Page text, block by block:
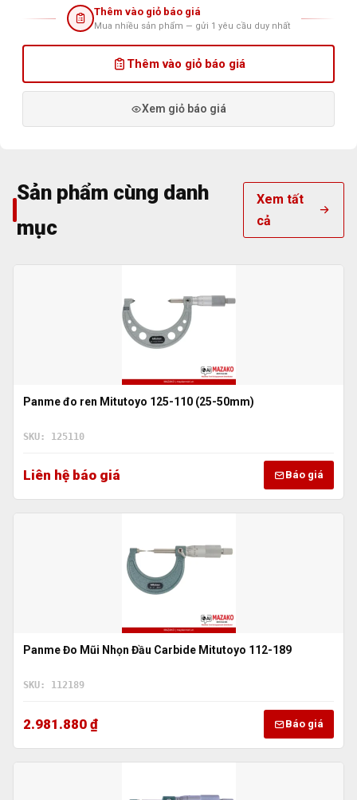
Thêm vào giỏ báo giá
Mua nhiều sản phẩm — gửi 1 yêu cầu duy nhất
Thêm vào giỏ báo giá
Xem giỏ báo giá
Sản phẩm cùng danh
mục
Xem tất
cả
Panme đo ren Mitutoyo 125-110 (25-50mm)
SKU: 125110
Liên hệ báo giá Báo giá
Panme Đo Mũi Nhọn Đầu Carbide Mitutoyo 112-189
SKU: 112189
2.981.880 ₫ Báo giá